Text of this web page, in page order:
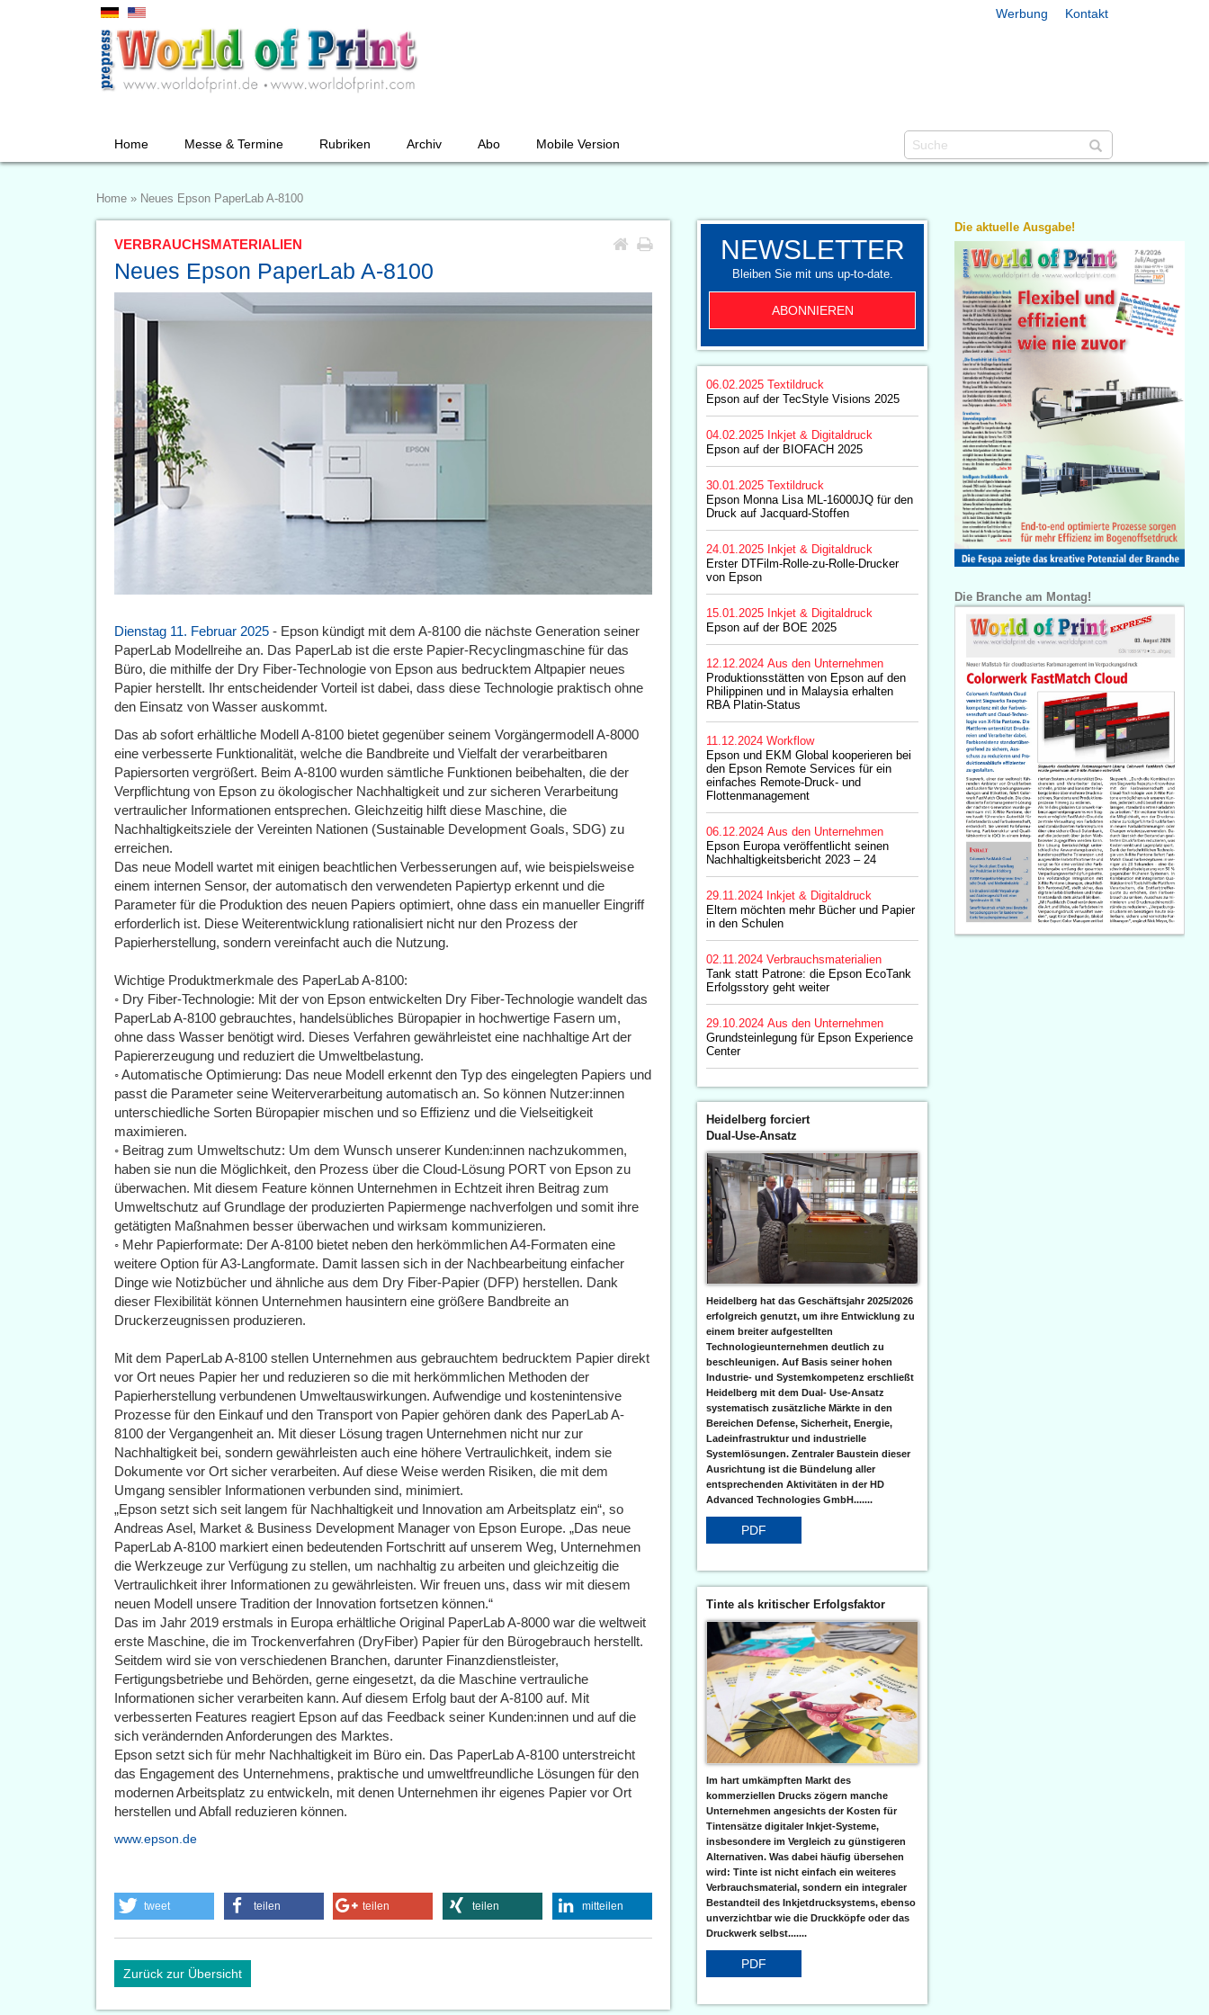
Werbung Kontakt
Home Messe & Termine Rubriken Archiv Abo Mobile Version
Home » Neues Epson PaperLab A-8100
VERBRAUCHSMATERIALIEN
Neues Epson PaperLab A-8100
Dienstag 11. Februar 2025 - Epson kündigt mit dem A-8100 die nächste Generation seiner
PaperLab Modellreihe an. Das PaperLab ist die erste Papier-Recyclingmaschine für das
Büro, die mithilfe der Dry Fiber-Technologie von Epson aus bedrucktem Altpapier neues
Papier herstellt. Ihr entscheidender Vorteil ist dabei, dass diese Technologie praktisch ohne
den Einsatz von Wasser auskommt.
Das ab sofort erhältliche Modell A-8100 bietet gegenüber seinem Vorgängermodell A-8000
eine verbesserte Funktionalität, welche die Bandbreite und Vielfalt der verarbeitbaren
Papiersorten vergrößert. Beim A-8100 wurden sämtliche Funktionen beibehalten, die der
Verpflichtung von Epson zu ökologischer Nachhaltigkeit und zur sicheren Verarbeitung
vertraulicher Informationen entsprechen. Gleichzeitig hilft diese Maschine, die
Nachhaltigkeitsziele der Vereinten Nationen (Sustainable Development Goals, SDG) zu
erreichen.
Das neue Modell wartet mit einigen beachtlichen Verbesserungen auf, wie beispielsweise
einem internen Sensor, der automatisch den verwendeten Papiertyp erkennt und die
Parameter für die Produktion des neuen Papiers optimiert, ohne dass ein manueller Eingriff
erforderlich ist. Diese Weiterentwicklung rationalisiert nicht nur den Prozess der
Papierherstellung, sondern vereinfacht auch die Nutzung.
Wichtige Produktmerkmale des PaperLab A-8100:
◦ Dry Fiber-Technologie: Mit der von Epson entwickelten Dry Fiber-Technologie wandelt das
PaperLab A-8100 gebrauchtes, handelsübliches Büropapier in hochwertige Fasern um,
ohne dass Wasser benötigt wird. Dieses Verfahren gewährleistet eine nachhaltige Art der
Papiererzeugung und reduziert die Umweltbelastung.
◦ Automatische Optimierung: Das neue Modell erkennt den Typ des eingelegten Papiers und
passt die Parameter seine Weiterverarbeitung automatisch an. So können Nutzer:innen
unterschiedliche Sorten Büropapier mischen und so Effizienz und die Vielseitigkeit
maximieren.
◦ Beitrag zum Umweltschutz: Um dem Wunsch unserer Kunden:innen nachzukommen,
haben sie nun die Möglichkeit, den Prozess über die Cloud-Lösung PORT von Epson zu
überwachen. Mit diesem Feature können Unternehmen in Echtzeit ihren Beitrag zum
Umweltschutz auf Grundlage der produzierten Papiermenge nachverfolgen und somit ihre
getätigten Maßnahmen besser überwachen und wirksam kommunizieren.
◦ Mehr Papierformate: Der A-8100 bietet neben den herkömmlichen A4-Formaten eine
weitere Option für A3-Langformate. Damit lassen sich in der Nachbearbeitung einfacher
Dinge wie Notizbücher und ähnliche aus dem Dry Fiber-Papier (DFP) herstellen. Dank
dieser Flexibilität können Unternehmen hausintern eine größere Bandbreite an
Druckerzeugnissen produzieren.
Mit dem PaperLab A-8100 stellen Unternehmen aus gebrauchtem bedrucktem Papier direkt
vor Ort neues Papier her und reduzieren so die mit herkömmlichen Methoden der
Papierherstellung verbundenen Umweltauswirkungen. Aufwendige und kostenintensive
Prozesse für den Einkauf und den Transport von Papier gehören dank des PaperLab A-
8100 der Vergangenheit an. Mit dieser Lösung tragen Unternehmen nicht nur zur
Nachhaltigkeit bei, sondern gewährleisten auch eine höhere Vertraulichkeit, indem sie
Dokumente vor Ort sicher verarbeiten. Auf diese Weise werden Risiken, die mit dem
Umgang sensibler Informationen verbunden sind, minimiert.
„Epson setzt sich seit langem für Nachhaltigkeit und Innovation am Arbeitsplatz ein“, so
Andreas Asel, Market & Business Development Manager von Epson Europe. „Das neue
PaperLab A-8100 markiert einen bedeutenden Fortschritt auf unserem Weg, Unternehmen
die Werkzeuge zur Verfügung zu stellen, um nachhaltig zu arbeiten und gleichzeitig die
Vertraulichkeit ihrer Informationen zu gewährleisten. Wir freuen uns, dass wir mit diesem
neuen Modell unsere Tradition der Innovation fortsetzen können.“
Das im Jahr 2019 erstmals in Europa erhältliche Original PaperLab A-8000 war die weltweit
erste Maschine, die im Trockenverfahren (DryFiber) Papier für den Bürogebrauch herstellt.
Seitdem wird sie von verschiedenen Branchen, darunter Finanzdienstleister,
Fertigungsbetriebe und Behörden, gerne eingesetzt, da die Maschine vertrauliche
Informationen sicher verarbeiten kann. Auf diesem Erfolg baut der A-8100 auf. Mit
verbesserten Features reagiert Epson auf das Feedback seiner Kunden:innen und auf die
sich verändernden Anforderungen des Marktes.
Epson setzt sich für mehr Nachhaltigkeit im Büro ein. Das PaperLab A-8100 unterstreicht
das Engagement des Unternehmens, praktische und umweltfreundliche Lösungen für den
modernen Arbeitsplatz zu entwickeln, mit denen Unternehmen ihr eigenes Papier vor Ort
herstellen und Abfall reduzieren können.
www.epson.de
tweet teilen teilen teilen mitteilen
Zurück zur Übersicht
NEWSLETTER
Bleiben Sie mit uns up-to-date.
ABONNIEREN
06.02.2025 Textildruck
Epson auf der TecStyle Visions 2025
04.02.2025 Inkjet & Digitaldruck
Epson auf der BIOFACH 2025
30.01.2025 Textildruck
Epson Monna Lisa ML-16000JQ für den
Druck auf Jacquard-Stoffen
24.01.2025 Inkjet & Digitaldruck
Erster DTFilm-Rolle-zu-Rolle-Drucker
von Epson
15.01.2025 Inkjet & Digitaldruck
Epson auf der BOE 2025
12.12.2024 Aus den Unternehmen
Produktionsstätten von Epson auf den
Philippinen und in Malaysia erhalten
RBA Platin-Status
11.12.2024 Workflow
Epson und EKM Global kooperieren bei
den Epson Remote Services für ein
einfaches Remote-Druck- und
Flottenmanagement
06.12.2024 Aus den Unternehmen
Epson Europa veröffentlicht seinen
Nachhaltigkeitsbericht 2023 – 24
29.11.2024 Inkjet & Digitaldruck
Eltern möchten mehr Bücher und Papier
in den Schulen
02.11.2024 Verbrauchsmaterialien
Tank statt Patrone: die Epson EcoTank
Erfolgsstory geht weiter
29.10.2024 Aus den Unternehmen
Grundsteinlegung für Epson Experience
Center
Heidelberg forciert
Dual-Use-Ansatz
Heidelberg hat das Geschäftsjahr 2025/2026
erfolgreich genutzt, um ihre Entwicklung zu
einem breiter aufgestellten
Technologieunternehmen deutlich zu
beschleunigen. Auf Basis seiner hohen
Industrie- und Systemkompetenz erschließt
Heidelberg mit dem Dual- Use-Ansatz
systematisch zusätzliche Märkte in den
Bereichen Defense, Sicherheit, Energie,
Ladeinfrastruktur und industrielle
Systemlösungen. Zentraler Baustein dieser
Ausrichtung ist die Bündelung aller
entsprechenden Aktivitäten in der HD
Advanced Technologies GmbH.......
PDF
Tinte als kritischer Erfolgsfaktor
Im hart umkämpften Markt des
kommerziellen Drucks zögern manche
Unternehmen angesichts der Kosten für
Tintensätze digitaler Inkjet-Systeme,
insbesondere im Vergleich zu günstigeren
Alternativen. Was dabei häufig übersehen
wird: Tinte ist nicht einfach ein weiteres
Verbrauchsmaterial, sondern ein integraler
Bestandteil des Inkjetdrucksystems, ebenso
unverzichtbar wie die Druckköpfe oder das
Druckwerk selbst.......
PDF
Die aktuelle Ausgabe!
Die Branche am Montag!